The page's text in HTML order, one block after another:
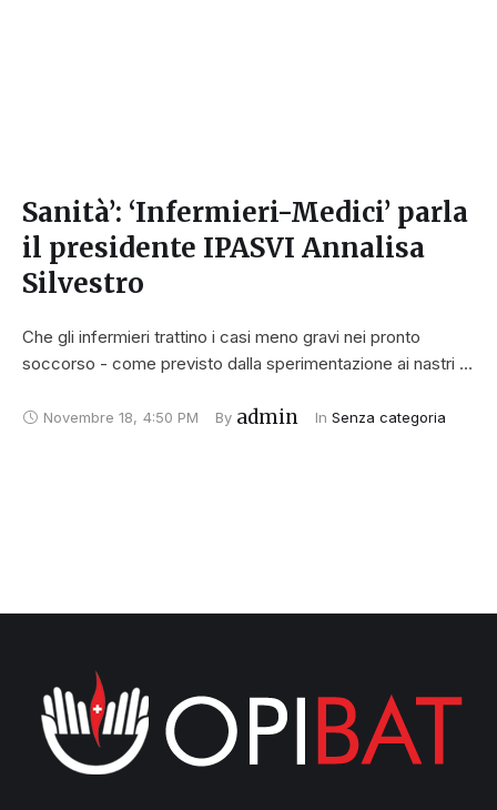
Sanità’: ‘Infermieri-Medici’ parla
il presidente IPASVI Annalisa
Silvestro
Che gli infermieri trattino i casi meno gravi nei pronto
soccorso - come previsto dalla sperimentazione ai nastri …
Novembre 18, 4:50 PM By admin In Senza categoria